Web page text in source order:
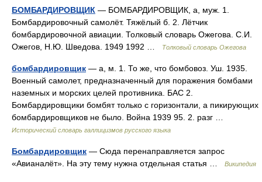
БОМБАРДИРОВЩИК — БОМБАРДИРОВЩИК, а, муж. 1.
Бомбардировочный самолёт. Тяжёлый б. 2. Лётчик
бомбардировочной авиации. Толковый словарь Ожегова. С.И.
Ожегов, Н.Ю. Шведова. 1949 1992 …
Толковый словарь Ожегова
бомбардировщик — а, м. 1. То же, что бомбовоз. Уш. 1935.
Военный самолет, предназначенный для поражения бомбами
наземных и морских целей противника. БАС 2.
Бомбардировщики бомбят только с горизонтали, а пикирующих
бомбардировщиков не было. Война 1939 95. 2. разг …
Исторический словарь галлицизмов русского языка
Бомбардировщик — Сюда перенаправляется запрос
«Авианалёт». На эту тему нужна отдельная статья …
Википедия